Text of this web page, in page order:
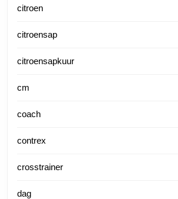
citroen
citroensap
citroensapkuur
cm
coach
contrex
crosstrainer
dag